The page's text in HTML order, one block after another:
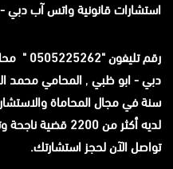
استشارات قانونيةواتس آبدبي
رقم
دبي - ابو ظبي ,
سنة في مجال المحاماة
لديه أكثر من 2200
تواصل الآن لحجز استشارتك.